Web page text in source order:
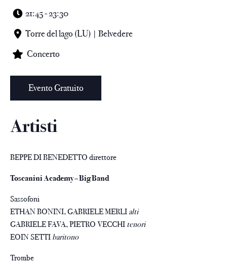
21:45 - 23:30
Torre del lago (LU) | Belvedere
Concerto
Evento Gratuito
Artisti
BEPPE DI BENEDETTO direttore
Toscanini Academy – Big Band
Sassofoni
ETHAN BONINI, GABRIELE MERLI alti
GABRIELE FAVA, PIETRO VECCHI tenori
EOIN SETTI baritono
Trombe